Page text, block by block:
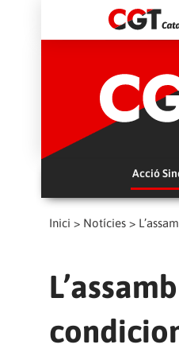
Acció
Inici > Notícies >